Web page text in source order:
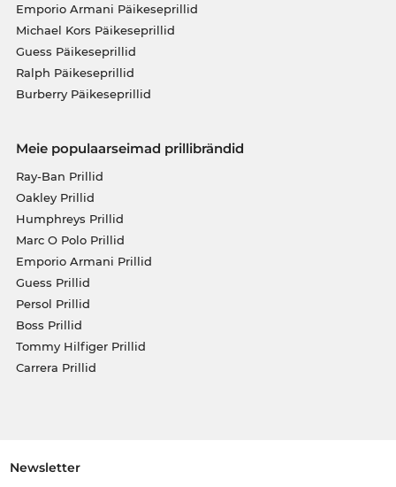
Emporio Armani Päikeseprillid
Michael Kors Päikeseprillid
Guess Päikeseprillid
Ralph Päikeseprillid
Burberry Päikeseprillid
Meie populaarseimad prillibrändid
Ray-Ban Prillid
Oakley Prillid
Humphreys Prillid
Marc O Polo Prillid
Emporio Armani Prillid
Guess Prillid
Persol Prillid
Boss Prillid
Tommy Hilfiger Prillid
Carrera Prillid
Newsletter